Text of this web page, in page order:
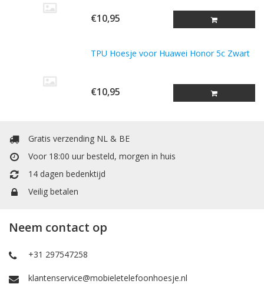
€10,95
TPU Hoesje voor Huawei Honor 5c Zwart
€10,95
Gratis verzending NL & BE
Voor 18:00 uur besteld, morgen in huis
14 dagen bedenktijd
Veilig betalen
Neem contact op
+31 297547258
klantenservice@mobieletelefoonhoesje.nl